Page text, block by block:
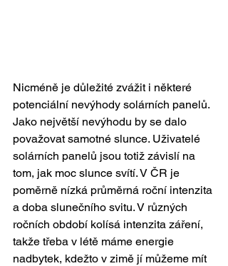
Nicméně je důležité zvážit i některé
potenciální nevýhody solárních panelů.
Jako největší nevýhodu by se dalo
považovat samotné slunce. Uživatelé
solárních panelů jsou totiž závislí na
tom, jak moc slunce svítí. V ČR je
poměrně nízká průměrná roční intenzita
a doba slunečního svitu. V různých
ročních období kolísá intenzita záření,
takže třeba v létě máme energie
nadbytek, kdežto v zimě jí můžeme mít